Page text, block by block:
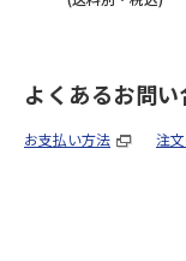
よくあるお問い
お支払い方法 注